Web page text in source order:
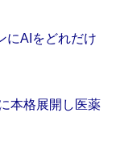
にAIをどれだけ
本格展開し医薬